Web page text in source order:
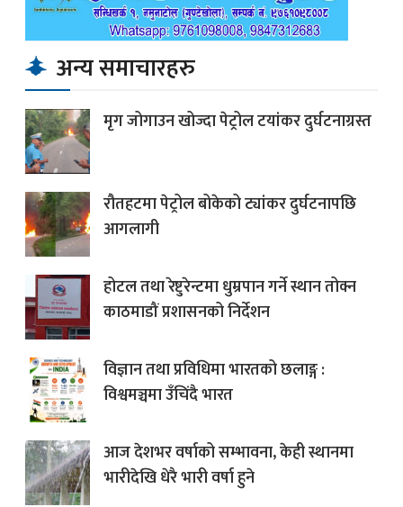
अन्य समाचारहरु
मृग जोगाउन खोज्दा पेट्रोल टयांकर दुर्घटनाग्रस्त
रौतहटमा पेट्रोल बोकेको ट्यांकर दुर्घटनापछि
आगलागी
होटल तथा रेष्टुरेन्टमा धुम्रपान गर्ने स्थान तोक्न
काठमाडौं प्रशासनको निर्देशन
विज्ञान तथा प्रविधिमा भारतको छलाङ्ग :
विश्वमञ्चमा उँचिंदै भारत
आज देशभर वर्षाको सम्भावना, केही स्थानमा
भारीदेखि धेरै भारी वर्षा हुने